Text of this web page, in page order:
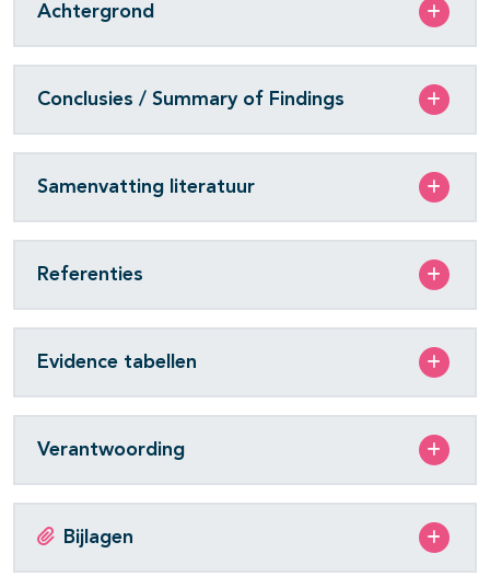
Achtergrond
Conclusies / Summary of Findings
Samenvatting literatuur
Referenties
Evidence tabellen
Verantwoording
Bijlagen